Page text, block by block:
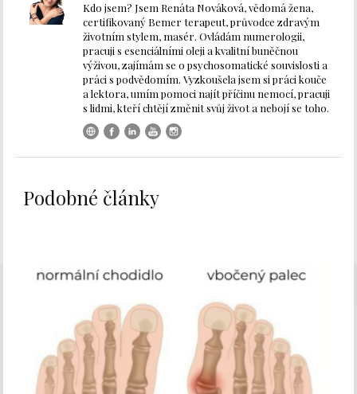
Kdo jsem? Jsem Renáta Nováková, vědomá žena,
certifikovaný Bemer terapeut, průvodce zdravým
životním stylem, masér. Ovládám numerologii,
pracuji s esenciálními oleji a kvalitní buněčnou
výživou, zajímám se o psychosomatické souvislosti a
práci s podvědomím. Vyzkoušela jsem si práci kouče
a lektora, umím pomoci najít příčinu nemocí, pracuji
s lidmi, kteří chtějí změnit svůj život a nebojí se toho.
Podobné články